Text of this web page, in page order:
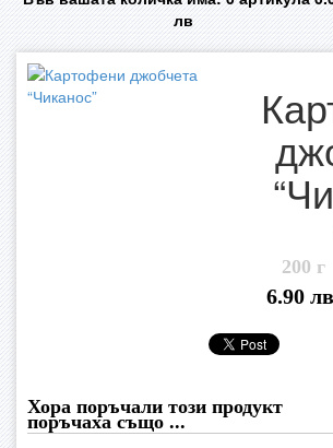
лв
200 г
6.90
Хора поръчали този продукт
поръчаха също ...